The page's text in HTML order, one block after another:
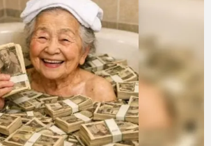
・城島茂と松岡昌宏、30年続い
ベープ』CM継続出演も「ついに2人だ
に」ファンが感じた“寂しさ…
女性PRIME 2026/6/13
TOKIO・城島茂と松岡昌宏、30年続い
ベープ』CM継続出演も「ついに2人だ
に」ファンが感じた“寂しさ…
女性PRIME 2026/5/20